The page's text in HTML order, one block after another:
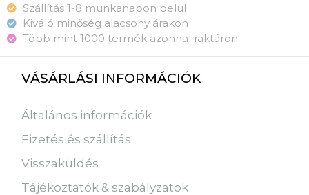
Szállítás 1-8 munkanapon belül
Kiváló minőség alacsony árakon
Több mint 1000 termék azonnal raktáron
VÁSÁRLÁSI INFORMÁCIÓK
Általános információk
Fizetés és szállítás
Visszaküldés
Tájékoztatók & szabályzatok